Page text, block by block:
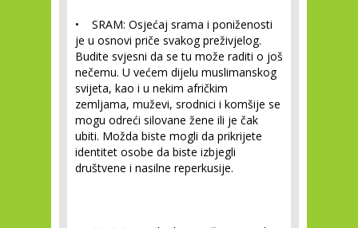
• SRAM: Osjećaj srama i poniženosti
je u osnovi priče svakog preživjelog.
Budite svjesni da se tu može raditi o još
nečemu. U većem dijelu muslimanskog
svijeta, kao i u nekim afričkim
zemljama, muževi, srodnici i komšije se
mogu odreći silovane žene ili je čak
ubiti. Možda biste mogli da prikrijete
identitet osobe da biste izbjegli
društvene i nasilne reperkusije.